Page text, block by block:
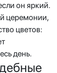
он яркий.
церемонии,
цветов:
день.